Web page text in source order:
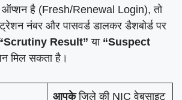
ऑप्शन है (Fresh/Renewal Login), तो
नंबर और पासवर्ड डालकर डैशबोर्ड पर
Result” या “Suspect
मिल सकता है।
आपकेजिले की NIC वेबसाइट